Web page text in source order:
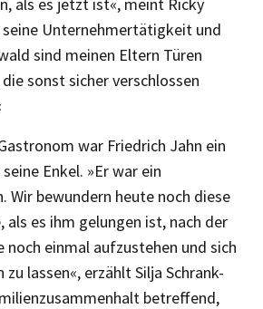
seine Unternehmertätigkeit und
sind meinen Eltern Türen
sonst sicher verschlossen
war Friedrich Jahn ein
Enkel. »Er war ein
Wir bewundern heute noch diese
als es ihm gelungen ist, nach der
noch einmal aufzustehen und sich
lassen«, erzählt Silja Schrank-
betreffend,